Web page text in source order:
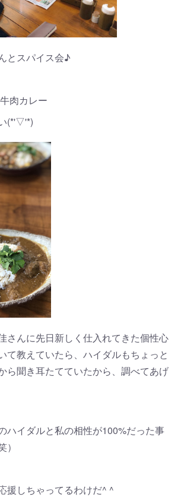
とスパイス会♪
肉カレー
(*'▽'*)
さんに先日新しく仕入れてきた個性心
て教えていたら、ハイダルもちょっと
ら聞き耳たてていたから、調べてあげ
ハイダルと私の相性が100%だった事
援しちゃってるわけだ^ ^